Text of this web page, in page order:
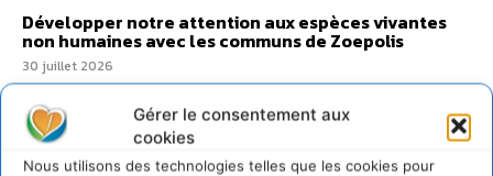
Gérer le consentement aux
cookies
Nous utilisons des technologies telles que les cookies pour
Développer notre attention aux espèces vivantes
non humaines avec les communs de Zoepolis
30 juillet 2026
Un kit citoyen pour lever les freins au
développement des forêts comestibles dans nos
villes
29 juillet 2026